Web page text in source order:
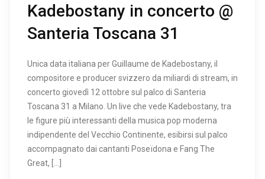
Kadebostany in concerto @
Santeria Toscana 31
Unica data italiana per Guillaume de Kadebostany, il
compositore e producer svizzero da miliardi di stream, in
concerto giovedì 12 ottobre sul palco di Santeria
Toscana 31 a Milano. Un live che vede Kadebostany, tra
le figure più interessanti della musica pop moderna
indipendente del Vecchio Continente, esibirsi sul palco
accompagnato dai cantanti Poseïdona e Fang The
Great, […]